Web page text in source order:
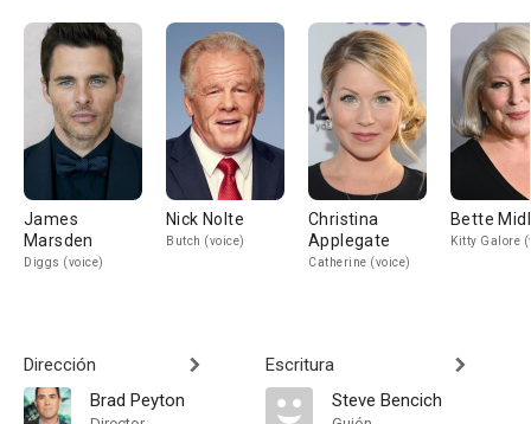
James
Marsden
Diggs (voice)
Nick Nolte
Butch (voice)
Christina
Applegate
Catherine (voice)
Bette
Kitty Galore
Dirección
Brad Peyton
Escritura
Steve Bencich